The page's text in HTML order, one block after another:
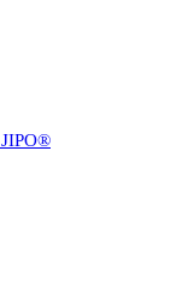
JIPO®